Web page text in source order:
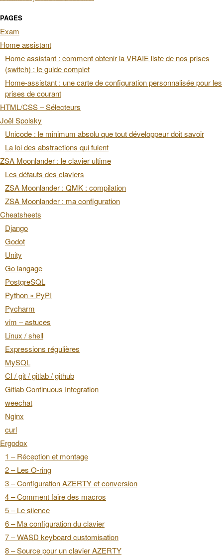
PAGES
Exam
Home assistant
Home assistant : comment obtenir la VRAIE liste de nos prises
(switch) : le guide complet
Home-assistant : une carte de configuration personnalisée pour les
prises de courant
HTML/CSS – Sélecteurs
Joël Spolsky
Unicode : le minimum absolu que tout développeur doit savoir
La loi des abstractions qui fuient
ZSA Moonlander : le clavier ultime
Les défauts des claviers
ZSA Moonlander : QMK : compilation
ZSA Moonlander : ma configuration
Cheatsheets
Django
Godot
Unity
Go langage
PostgreSQL
Python » PyPI
Pycharm
vim – astuces
Linux / shell
Expressions régulières
MySQL
CI / git / gitlab / github
Gitlab Continuous Integration
weechat
Nginx
curl
Ergodox
1 – Réception et montage
2 – Les O-ring
3 – Configuration AZERTY et conversion
4 – Comment faire des macros
5 – Le silence
6 – Ma configuration du clavier
7 – WASD keyboard customisation
8 – Source pour un clavier AZERTY